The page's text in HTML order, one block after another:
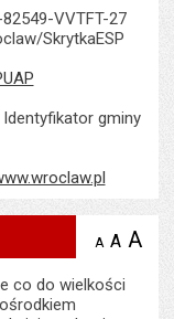
VVTFT-27
SkrytkaESP
Identyfikator gminy
A zmniejsz
A A
co do wielkości